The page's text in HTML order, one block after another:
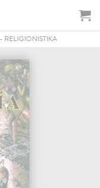
RELIGIONISTIKA